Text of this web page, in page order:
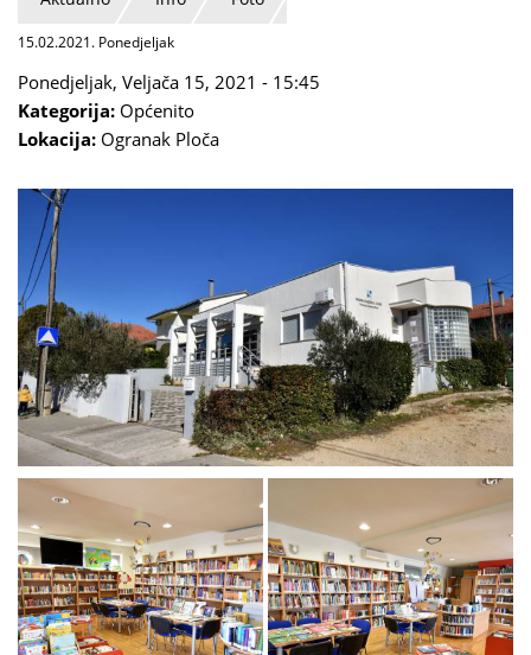
15.02.2021. Ponedjeljak
Ponedjeljak, Veljača 15, 2021 - 15:45
Kategorija: Općenito
Lokacija: Ogranak Ploča